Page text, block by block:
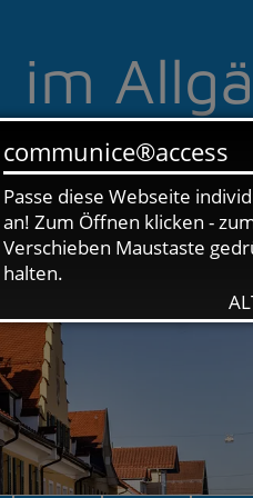
im
ÖFFENTLICHE